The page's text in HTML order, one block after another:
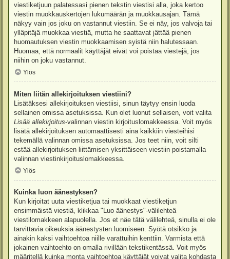
viestiketjuun palatessasi pienen tekstin viestisi alla, joka kertoo
viestin muokkauskertojen lukumäärän ja muokkausajan. Tämä
näkyy vain jos joku on vastannut viestiin. Se ei näy, jos valvoja tai
ylläpitäjä muokkaa viestiä, mutta he saattavat jättää pienen
huomautuksen viestin muokkaamisen syistä niin halutessaan.
Huomaa, että normaalit käyttäjät eivät voi poistaa viestejä, jos
niihin on joku vastannut.
Ylös
Miten liitän allekirjoituksen viestiini?
Lisätäksesi allekirjoituksen viestiisi, sinun täytyy ensin luoda
sellainen omissa asetuksissa. Kun olet luonut sellaisen, voit valita
Lisää allekirjoitus-valinnan viestin kirjoituslomakkeessa. Voit myös
lisätä allekirjoituksen automaattisesti aina kaikkiin viesteihisi
tekemällä valinnan omissa asetuksissa. Jos teet niin, voit silti
estää allekirjoituksen liittämisen yksittäiseen viestiin poistamalla
valinnan viestinkirjoituslomakkeessa.
Ylös
Kuinka luon äänestyksen?
Kun kirjoitat uuta viestiketjua tai muokkaat viestiketjun
ensimmäistä viestiä, klikkaa "Luo äänestys"-välilehteä
viestilomakkeen alapuolella. Jos et näe tätä välilehteä, sinulla ei ole
tarvittavia oikeuksia äänestysten luomiseen. Syötä otsikko ja
ainakin kaksi vaihtoehtoa niille varattuihin kenttiin. Varmista että
jokainen vaihtoehto on omalla rivillään tekstikentässä. Voit myös
määritellä kuinka monta vaihtoehtoa käyttäjät voivat valita kohdasta